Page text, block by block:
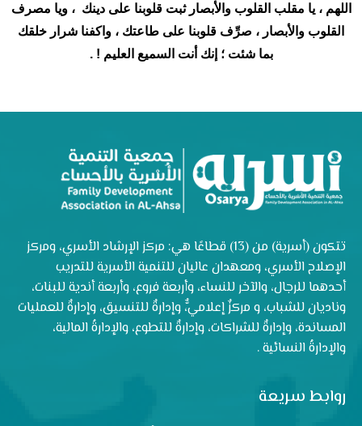
اللهم ، يا مقلب القلوب والأبصار ثبت قلوبنا على دينك ، ويا مصرف
القلوب والأبصار ، صرِّف قلوبنا على طاعتك ، واكفنا شرار خلقك
بما شئت ؛ إنك أنت السميع العليم ! .
تتكون (أسرية) من (13) قطاعًا هي: مركز الإرشاد الأسري، ومركز
الإصلاح الأسري، ومعهدان عاليان للتنمية الأسرية للتدريب
أحدهما للرجال، والآخر للنساء، وأربعة فروع، وأربعة أندية للبنات،
وناديان للشباب، و مركزٌ إعلاميٌّ، وإدارةٌ للتنسيق، وإدارةٌ للعمليات
المساندة، وإدارةٌ للشراكات، وإدارةٌ للتطوع، والإدارةُ المالية،
والإدارةُ النسائية .
روابط سريعة